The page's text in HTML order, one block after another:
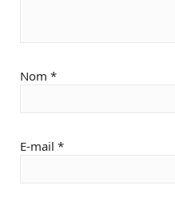
Nom *
E-mail *